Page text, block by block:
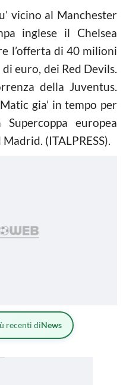
vicino al Manchester
inglese il Chelsea
l’offerta di 40 milioni
euro, dei Red Devils.
della Juventus.
gia’ in tempo per
europea
(ITALPRESS).
recenti diNews